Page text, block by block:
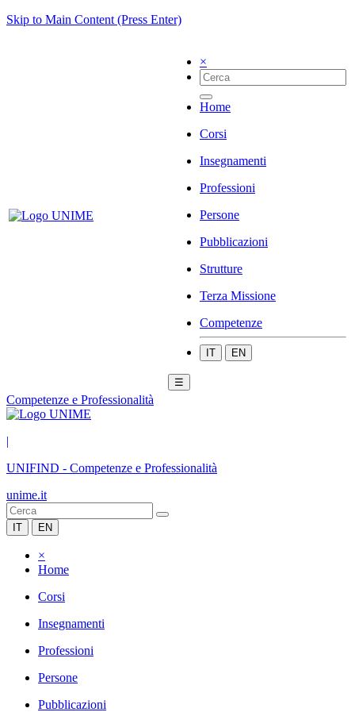
Skip to Main Content (Press Enter)
×
Home
Corsi
Insegnamenti
Professioni
Persone
Pubblicazioni
Strutture
Terza Missione
Competenze
IT EN
☰
Competenze e Professionalità
|
UNIFIND - Competenze e Professionalità
unime.it
IT EN
×
Home
Corsi
Insegnamenti
Professioni
Persone
Pubblicazioni